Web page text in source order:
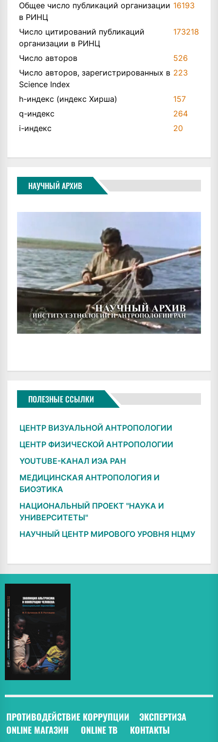
Общее число публикаций организации
в РИНЦ
16193
Число цитирований публикаций
организации в РИНЦ
173218
Число авторов
526
Число авторов, зарегистрированных в
Science Index
223
h-индекс (индекс Хирша)
157
q-индекс
264
i-индекс
20
НАУЧНЫЙ АРХИВ
ПОЛЕЗНЫЕ ССЫЛКИ
ЦЕНТР ВИЗУАЛЬНОЙ АНТРОПОЛОГИИ
ЦЕНТР ФИЗИЧЕСКОЙ АНТРОПОЛОГИИ
YOUTUBE-КАНАЛ ИЭА РАН
МЕДИЦИНСКАЯ АНТРОПОЛОГИЯ И
БИОЭТИКА
НАЦИОНАЛЬНЫЙ ПРОЕКТ "НАУКА И
УНИВЕРСИТЕТЫ"
НАУЧНЫЙ ЦЕНТР МИРОВОГО УРОВНЯ НЦМУ
ПРОТИВОДЕЙСТВИЕ КОРРУПЦИИ ЭКСПЕРТИЗА
ONLINE МАГАЗИН
ONLINE ТВ КОНТАКТЫ